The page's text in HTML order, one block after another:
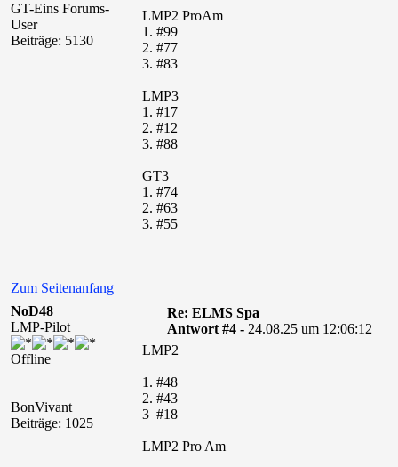
GT-Eins Forums-
User
Beiträge: 5130
LMP2 ProAm
1. #99
2. #77
3. #83
LMP3
1. #17
2. #12
3. #88
GT3
1. #74
2. #63
3. #55
Zum Seitenanfang
NoD48
LMP-Pilot
Offline
BonVivant
Beiträge: 1025
Re: ELMS Spa
Antwort #4 - 24.08.25 um 12:06:12
LMP2
1. #48
2. #43
3 #18
LMP2 Pro Am